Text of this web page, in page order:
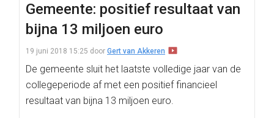
Gemeente: positief resultaat van
bijna 13 miljoen euro
19 juni 2018 15:25 door Gert van Akkeren
De gemeente sluit het laatste volledige jaar van de
collegeperiode af met een positief financieel
resultaat van bijna 13 miljoen euro.